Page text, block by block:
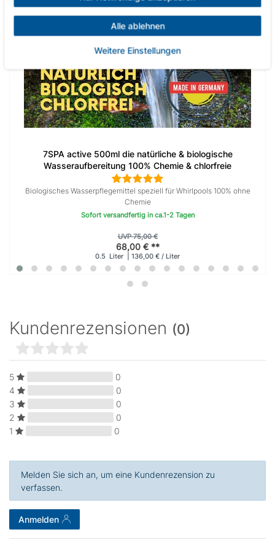
7SPA active 500ml die natürliche & biologische
Wasseraufbereitung 100% Chemie & chlorfreie
Whirlpooldesinfektion
Biologisches Wasserpflegemittel speziell für Whirlpools 100% ohne
Chemie
Sofort versandfertig in ca.1-2 Tagen
UVP 75,00 €
68,00 € **
0.5 Liter | 136,00 € / Liter
Kundenrezensionen (0)
5
0
4
0
3
0
2
0
1
0
Melden Sie sich an, um eine Kundenrezension zu
verfassen.
Anmelden
Alle ablehnen
Weitere Einstellungen